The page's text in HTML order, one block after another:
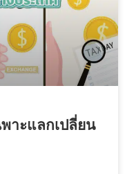
าะแลกเปลี่ยน